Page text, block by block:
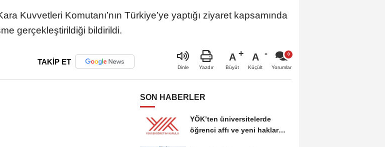
Kuvvetleri Komutanı’nın Türkiye’ye yaptığı ziyaret kapsamında
gerçekleştirildiği bildirildi.
TAKİP ET
Dinle Yazdır
A
Büyüt
A
Küçült Yorumlar
SON HABERLER
YÖK’ten üniversitelerde
öğrenci affı ve yeni haklar